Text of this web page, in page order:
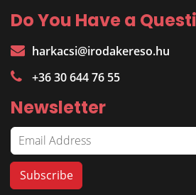
Do You Have a
harkacsi@irodakereso.hu
+36 30 644 76 55
Newsletter